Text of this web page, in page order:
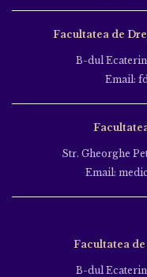
Facultatea de
B-dul
Email:
Str. Gheorghe
Email:
Facultatea
B-dul